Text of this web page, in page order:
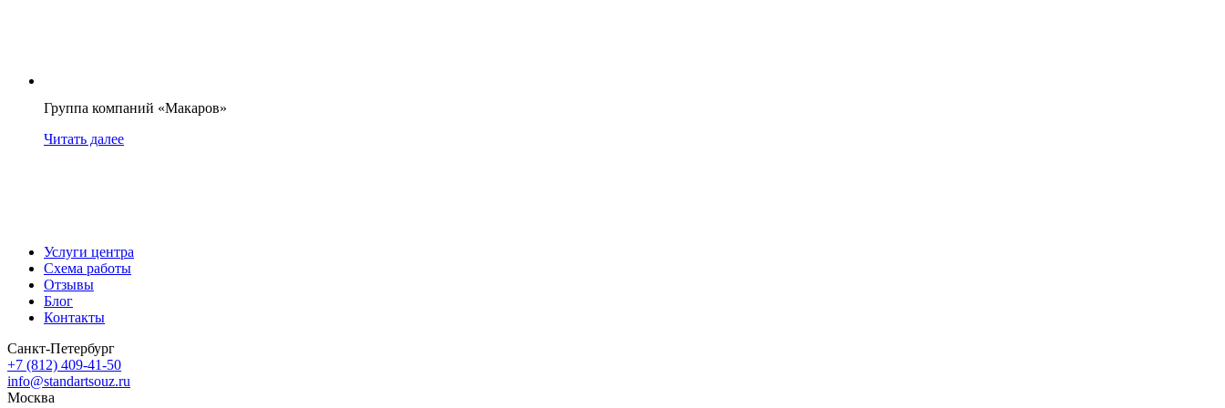
Группа компаний «Макаров»
Читать далее
Услуги центра
Схема работы
Отзывы
Блог
Контакты
Санкт-Петербург
+7 (812) 409-41-50
info@standartsouz.ru
Москва